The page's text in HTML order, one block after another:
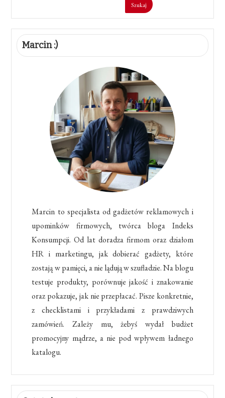
Szukaj
Marcin :)
Marcin to specjalista od gadżetów reklamowych i
upominków firmowych, twórca bloga Indeks
Konsumpcji. Od lat doradza firmom oraz działom
HR i marketingu, jak dobierać gadżety, które
zostają w pamięci, a nie lądują w szufladzie. Na blogu
testuje produkty, porównuje jakość i znakowanie
oraz pokazuje, jak nie przepłacać. Pisze konkretnie,
z checklistami i przykładami z prawdziwych
zamówień. Zależy mu, żebyś wydał budżet
promocyjny mądrze, a nie pod wpływem ładnego
katalogu.